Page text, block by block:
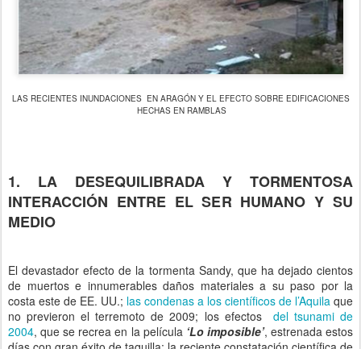
LAS RECIENTES INUNDACIONES EN ARAGÓN Y EL EFECTO SOBRE EDIFICACIONES
HECHAS EN RAMBLAS
1. LA DESEQUILIBRADA Y TORMENTOSA
INTERACCIÓN ENTRE EL SER HUMANO Y SU
MEDIO
El devastador efecto de la tormenta Sandy, que ha dejado cientos
de muertos e innumerables daños materiales a su paso por la
costa este de EE. UU.; las condenas a los científicos de l’Aquila que
no previeron el terremoto de 2009; los efectos del tsunami de
2004, que se recrea en la película ‘Lo imposible’, estrenada estos